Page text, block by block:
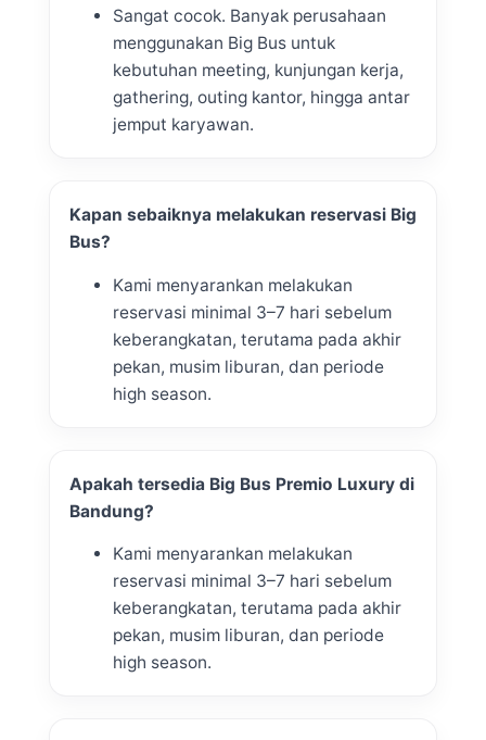
Sangat cocok. Banyak perusahaan
menggunakan Big Bus untuk
kebutuhan meeting, kunjungan kerja,
gathering, outing kantor, hingga antar
jemput karyawan.
Kapan sebaiknya melakukan reservasi Big
Bus?
Kami menyarankan melakukan
reservasi minimal 3–7 hari sebelum
keberangkatan, terutama pada akhir
pekan, musim liburan, dan periode
high season.
Apakah tersedia Big Bus Premio Luxury di
Bandung?
Kami menyarankan melakukan
reservasi minimal 3–7 hari sebelum
keberangkatan, terutama pada akhir
pekan, musim liburan, dan periode
high season.